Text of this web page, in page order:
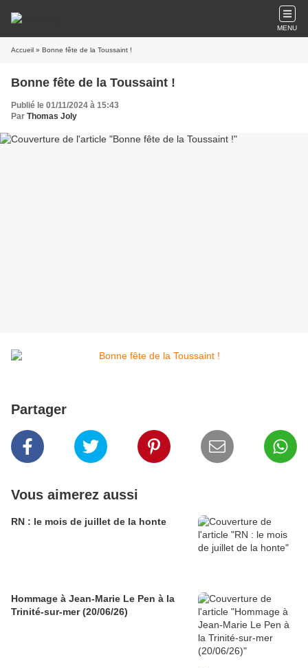
MENU
Accueil » Bonne fête de la Toussaint !
Bonne fête de la Toussaint !
Publié le 01/11/2024 à 15:43
Par Thomas Joly
Partager
Vous aimerez aussi
RN : le mois de juillet de la honte
Hommage à Jean-Marie Le Pen à la
Trinité-sur-mer (20/06/26)